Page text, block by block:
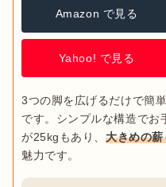
Amazon で見る
Yahoo! で見る
3つの脚を広げるだけで簡
です。シンプルな構造でお
が25kgもあり、大きめの